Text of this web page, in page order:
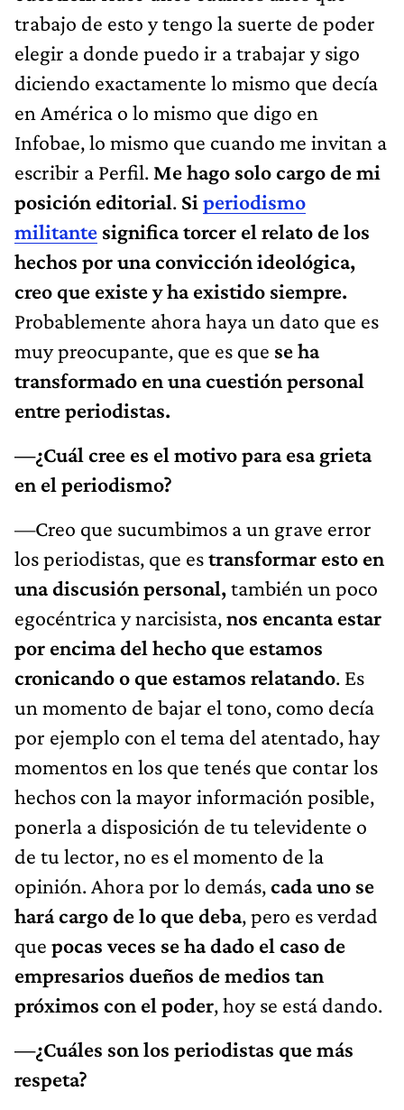
trabajo de esto y tengo la suerte de poder
elegir a donde puedo ir a trabajar y sigo
diciendo exactamente lo mismo que decía
en América o lo mismo que digo en
Infobae, lo mismo que cuando me invitan a
escribir a Perfil. Me hago solo cargo de mi
posición editorial. Si periodismo
militante significa torcer el relato de los
hechos por una convicción ideológica,
creo que existe y ha existido siempre.
Probablemente ahora haya un dato que es
muy preocupante, que es que se ha
transformado en una cuestión personal
entre periodistas.
—¿Cuál cree es el motivo para esa grieta
en el periodismo?
—Creo que sucumbimos a un grave error
los periodistas, que estransformar esto en
una discusión personal,también un poco
egocéntrica y narcisista,nos encanta estar
por encima del hecho que estamos
cronicando o que estamos relatando. Es
un momento de bajar el tono, como decía
por ejemplo con el tema del atentado, hay
momentos en los que tenés que contar los
hechos con la mayor información posible,
ponerla a disposición de tu televidente o
de tu lector, no es el momento de la
opinión. Ahora por lo demás,cada uno se
hará cargo de lo que deba, pero es verdad
que pocas veces se ha dado el caso de
empresarios dueños de medios tan
próximos con el poder, hoy se está dando.
—¿Cuáles son los periodistas que más
respeta?